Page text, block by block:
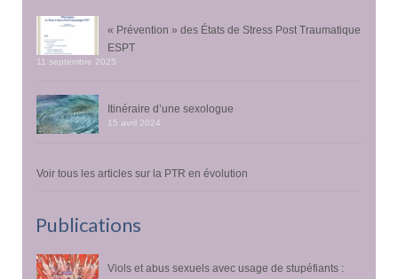
« Prévention » des États de Stress Post Traumatique
ESPT
11 septembre 2025
Itinéraire d’une sexologue
15 avril 2024
Voir tous les articles sur la PTR en évolution
Publications
Viols et abus sexuels avec usage de stupéfiants :